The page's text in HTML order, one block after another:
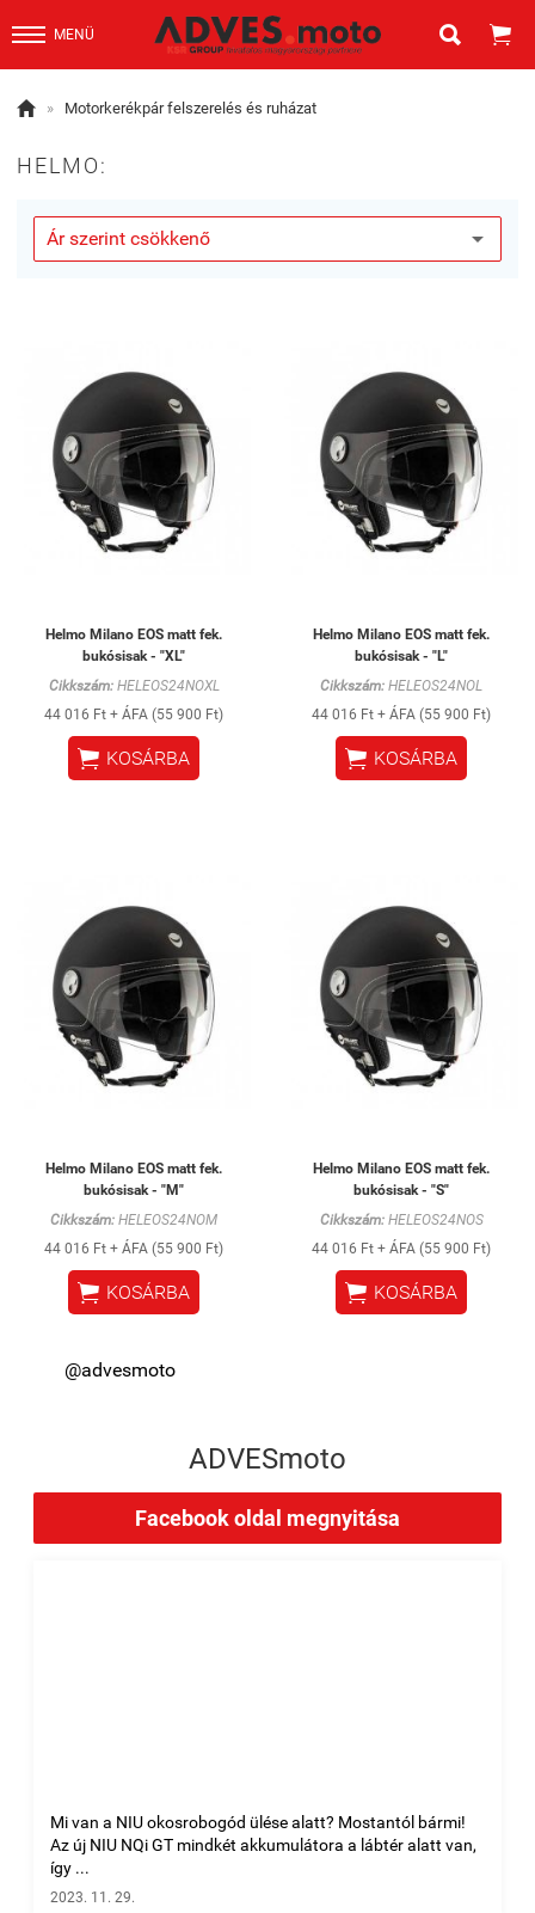
MENÜ  
 » Motorkerékpár felszerelés és ruházat
HELMO:
Helmo Milano EOS matt fek.
bukósisak - "XL"
Cikkszám:HELEOS24NOXL
44 016 Ft + ÁFA (55 900 Ft)
 KOSÁRBA
Helmo Milano EOS matt fek.
bukósisak - "L"
Cikkszám: HELEOS24NOL
44 016 Ft + ÁFA (55 900 Ft)
 KOSÁRBA
Helmo Milano EOS matt fek.
bukósisak - "M"
Cikkszám: HELEOS24NOM
44 016 Ft + ÁFA (55 900 Ft)
 KOSÁRBA
Helmo Milano EOS matt fek.
bukósisak - "S"
Cikkszám:HELEOS24NOS
44 016 Ft + ÁFA (55 900 Ft)
 KOSÁRBA
@advesmoto
ADVESmoto
Facebook oldal megnyitása
Mi van a NIU okosrobogód ülése alatt? Mostantól bármi!
Az új NIU NQi GT mindkét akkumulátora a lábtér alatt van,
így ...
2023. 11. 29.